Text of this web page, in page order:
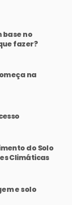
base no
fazer?
na
do Solo
Climáticas
e solo